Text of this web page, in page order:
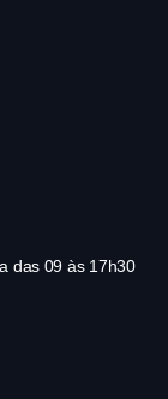
das 09 às 17h30